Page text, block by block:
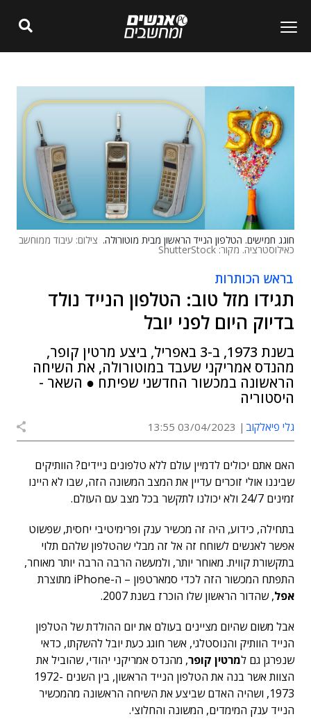
חוגג חמישים. הטלפון הנייד הראשון מבית מוטורולה. צילום: עיבוד ממוחשב
כאילוסטרציה. מקור: ShutterStock
בראש הכותרות
תגידו מזל טוב: הטלפון הנייד נולד
בדיוק היום לפני יובל
בשנת 1973, ב-3 באפריל, ביצע מרטין קופר,
מהנדס אמריקני שעבד במוטורולה, את השיחה
הראשונה במכשור החדשני שפיתח ● השאר -
היסטוריה
גלי פיאלקוב 03/04/2023 13:55
האם אתם יכולים לדמיין עולם ללא טלפונים ניידים? הוותיקים
שביננו אולי זוכרים עדיין את המצב המשונה הזה, שבו לא היינו
זמינים 24/7 ולא יכולנו לתקשר בכל מצב עם העולם.
בתחילה, כידוע, היה זה מכשיר ענק ופרימיטיבי יחסית, שפשוט
אפשר לאנשים לשוחח זה אל זה מבלי שהטלפון שלהם תלוי
בתקשורת קווית. מאוחר יותר, ולמעשה הרבה הרבה יותר מאוחר,
התפתח המכשור הזה לכדי סמארטפון – ה-iPhone מתוצרת
אפל, שהדור הראשון שלו הוכרז בשנת 2007.
אבל משום שהיום מציינים בעולם את יום ההולדת של הטלפון
הנייד הוותיק והנוסטלגי, אשר חוגג כעת יובל להשקתו, כדאי
שנפרגן גם למרטין קופר, מהנדס אמריקני יהודי, שהוביל את
הצוות אשר בנה את הטלפון הנייד הראשון, בין השנים 1972-
1973, ושהיה האדם שביצע את השיחה הראשונה מהמכשיר
הנייד ענק המימדים, המשונה והחלוצי.